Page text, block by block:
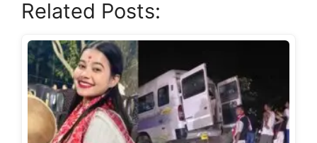
at
s
A
p
p
c
e
b
o
o
k
e
gr
a
m
y
n
k
e
Related Posts: